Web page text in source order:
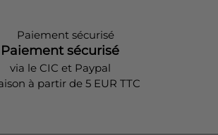
Paiement sécurisé
via le CIC et Paypal
à partir de 5 EUR TTC